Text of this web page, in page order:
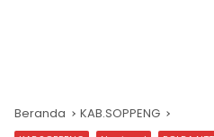
Beranda KAB.SOPPENG